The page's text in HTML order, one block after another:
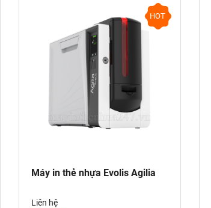
HOT
Máy in thẻ nhựa Evolis Agilia
Liên hệ